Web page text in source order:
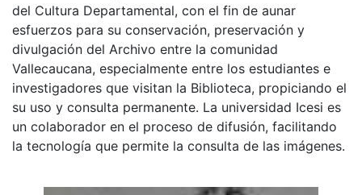
del Cultura Departamental, con el fin de aunar
esfuerzos para su conservación, preservación y
divulgación del Archivo entre la comunidad
Vallecaucana, especialmente entre los estudiantes e
investigadores que visitan la Biblioteca, propiciando el
su uso y consulta permanente. La universidad Icesi es
un colaborador en el proceso de difusión, facilitando
la tecnología que permite la consulta de las imágenes.